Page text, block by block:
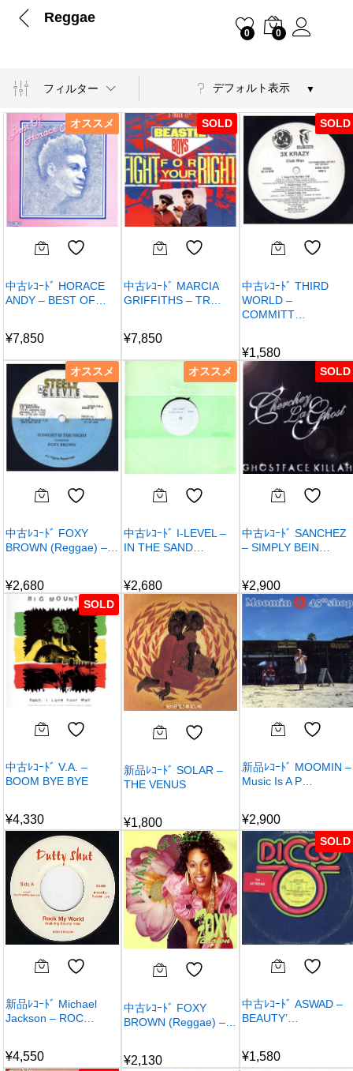
Reggae
0 0
フィルター デフォルト表示
オススメ
中古ﾚｺｰﾄﾞ HORACE
ANDY – BEST OF…
¥7,850
SOLD
中古ﾚｺｰﾄﾞ MARCIA
GRIFFITHS – TR…
¥7,850
SOLD
中古ﾚｺｰﾄﾞ THIRD
WORLD –
COMMITT…
¥1,580
オススメ
中古ﾚｺｰﾄﾞ FOXY
BROWN (Reggae) –…
¥2,680
オススメ
中古ﾚｺｰﾄﾞ I-LEVEL –
IN THE SAND…
¥2,680
SOLD
中古ﾚｺｰﾄﾞ SANCHEZ
– SIMPLY BEIN…
¥2,900
SOLD
中古ﾚｺｰﾄﾞ V.A. –
BOOM BYE BYE
¥4,330
新品ﾚｺｰﾄﾞ SOLAR –
THE VENUS
¥1,800
新品ﾚｺｰﾄﾞ MOOMIN –
Music Is A P…
¥2,900
新品ﾚｺｰﾄﾞ Michael
Jackson – ROC…
¥4,550
中古ﾚｺｰﾄﾞ FOXY
BROWN (Reggae) –…
¥2,130
SOLD
中古ﾚｺｰﾄﾞ ASWAD –
BEAUTY’…
¥1,580